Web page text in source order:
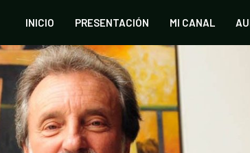
INICIO PRESENTACIÓN MI CANAL